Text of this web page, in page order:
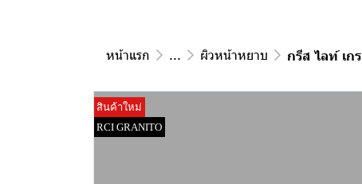
หน้าแรก ... ผิวหน้าหยาบ กรีส ไลท์ เกร
สินค้าใหม่
RCI GRANITO